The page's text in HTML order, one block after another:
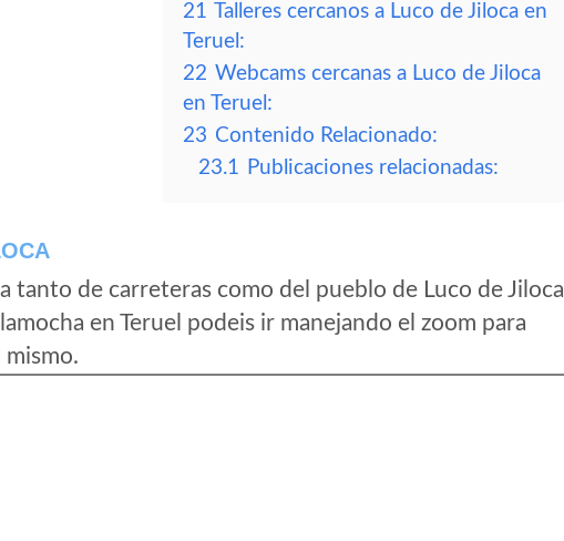
21 Talleres cercanos a Luco de Jiloca en
Teruel:
22 Webcams cercanas a Luco de Jiloca
en Teruel:
23 Contenido Relacionado:
23.1 Publicaciones relacionadas:
tanto de carreteras como del pueblo de Luco de Jiloca
en Teruel podeis ir manejando el zoom para
mismo.